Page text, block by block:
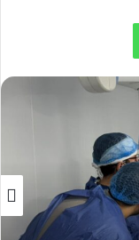
واتساب